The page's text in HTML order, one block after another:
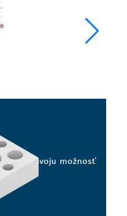
Vyberte svoju možnosť